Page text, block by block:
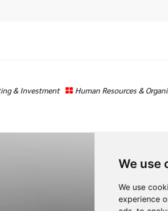
We use
We use
experience
& Investment Human Resources &